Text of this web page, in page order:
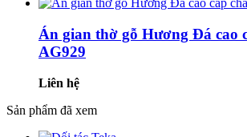
Án gian thờ gỗ Hương Đá cao
AG929
Liên hệ
Sản phẩm đã xem